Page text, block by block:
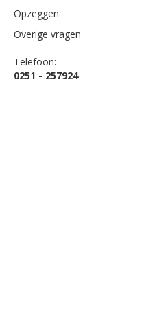
Opzeggen
Overige vragen
Telefoon:
0251 - 257924